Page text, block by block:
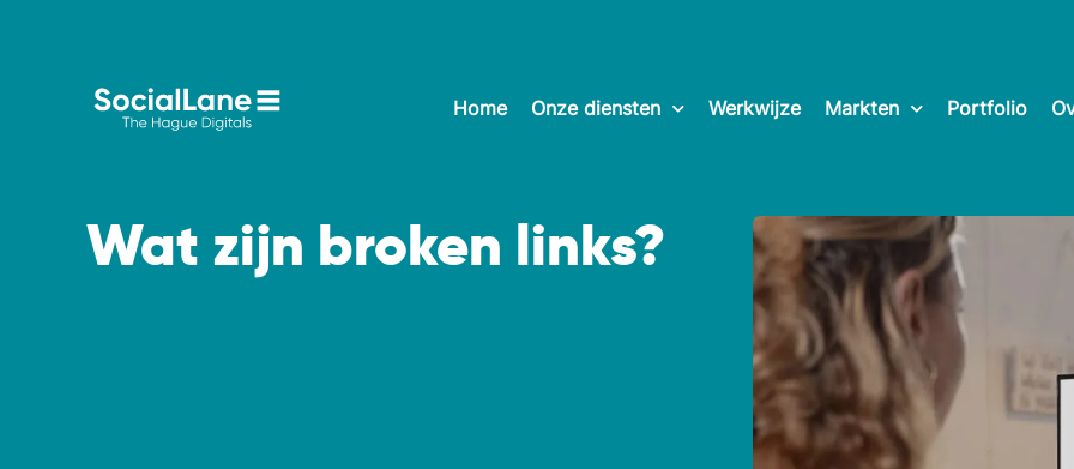
Home Onze diensten Werkwijze Markten Portfolio
Wat zijn broken links?